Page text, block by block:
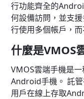
行功能齊全的
何設備訪問，並支
行使用多個帳戶，
什麼是VMOS
VMOS雲端手機是
Android手機。 託
用戶在線上存取